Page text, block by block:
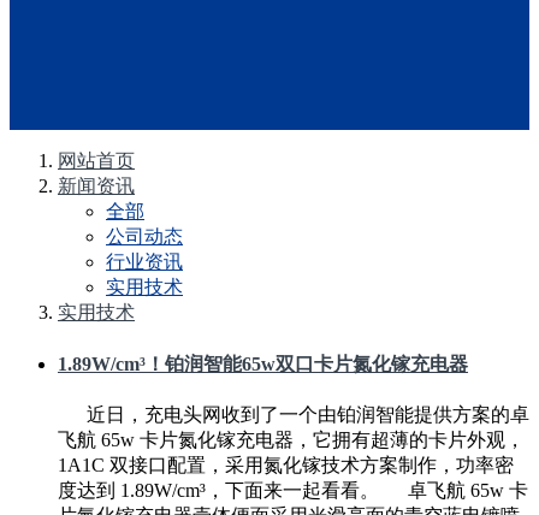
网站首页
新闻资讯
全部
公司动态
行业资讯
实用技术
实用技术
1.89W/cm³！铂润智能65w双口卡片氮化镓充电器
近日，充电头网收到了一个由铂润智能提供方案的卓
飞航 65w 卡片氮化镓充电器，它拥有超薄的卡片外观，
1A1C 双接口配置，采用氮化镓技术方案制作，功率密
度达到 1.89W/cm³，下面来一起看看。 卓飞航 65w 卡